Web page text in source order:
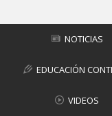
NOTICIAS
EDUCACIÓN
VIDEOS